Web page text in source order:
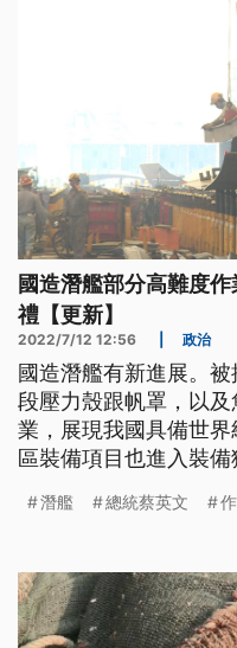
國造潛艦部分高難度
禮【更新】
2022/7/12 12:56 政治
國造潛艦有新進展。
段壓力殼跟帆罩，以
業，展現我國具備世
區裝備項目也進入裝
持下水典禮。
潛艦 總統蔡英文